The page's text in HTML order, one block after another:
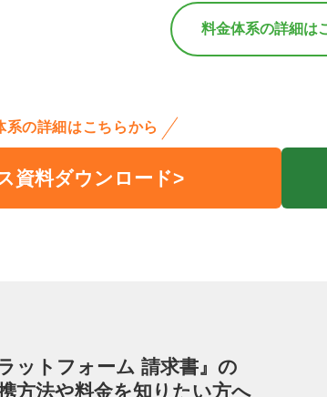
料金体系の詳細は
系の詳細はこちらから
資料ダウンロード
ットフォーム 請求書』の
方法や料金を知りたい方へ